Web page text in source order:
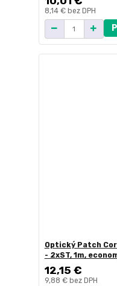
8,14 € bez DPH
Optický Patch
- 2xST, 1m,
12,15 €
9,88 € bez DPH